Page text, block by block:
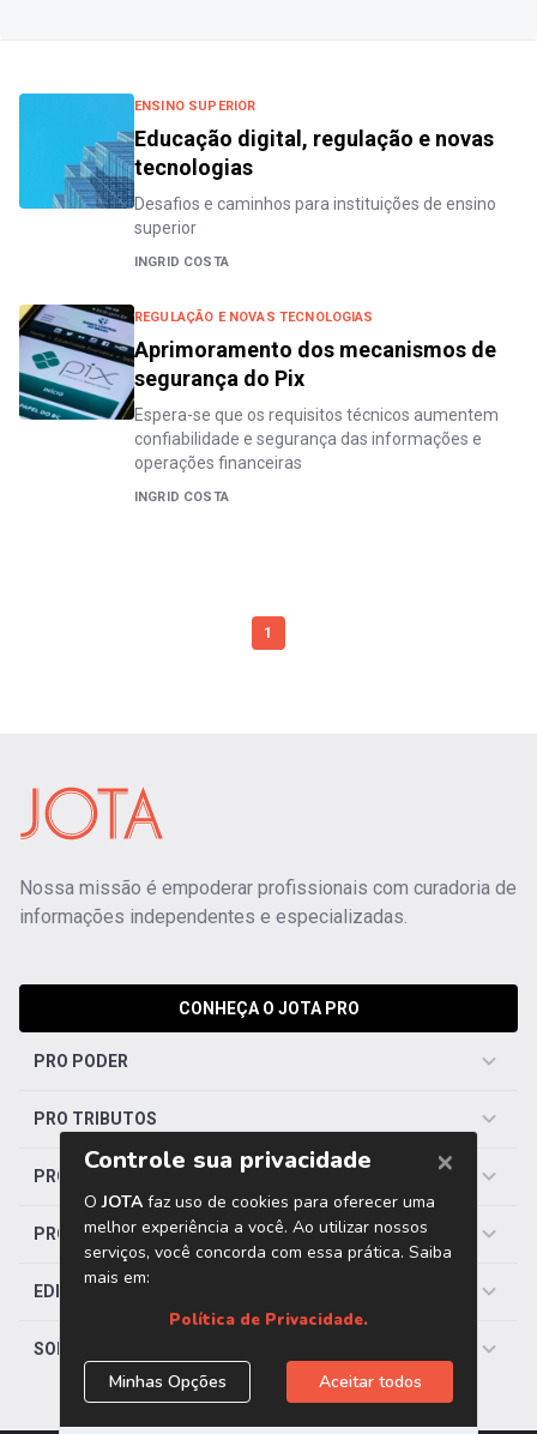
ENSINO SUPERIOR
Educação digital, regulação e novas
tecnologias
Desafios e caminhos para instituições de ensino
superior
INGRID COSTA
REGULAÇÃO E NOVAS TECNOLOGIAS
Aprimoramento dos mecanismos de
segurança do Pix
Espera-se que os requisitos técnicos aumentem
confiabilidade e segurança das informações e
operações financeiras
INGRID COSTA
1
Nossa missão é empoderar profissionais com curadoria de
informações independentes e especializadas.
CONHEÇA O JOTA PRO
PRO PODER
PRO TRIBUTOS
PRO TRABALHISTA
PRO SAÚDE
EDITORIAS
SOBRE O JOTA